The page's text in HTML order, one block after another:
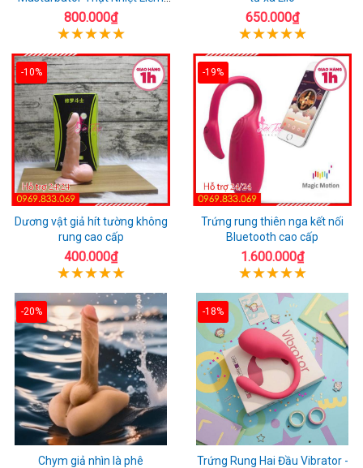
Rung
800.000₫ 650.000₫
-10%
Dương vật giả hít tường không
rung cao cấp
400.000₫
-19%
Trứng rung thiên nga kết nối
Bluetooth cao cấp
1.600.000₫
-20%
Chym giả nhìn là phê
-18%
Trứng Rung Hai Đầu Vibrator -